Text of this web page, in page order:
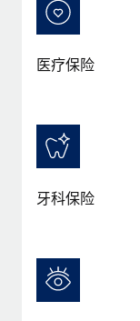
医疗保险
牙科保险